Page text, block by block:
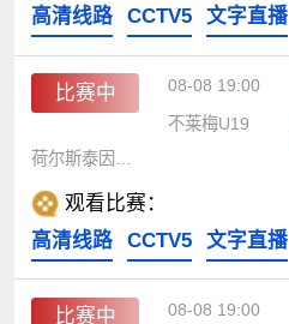
高清线路
CCTV5 文字直播
比赛中 08-08 19:00
不莱梅U19
观看比赛：
高清线路
CCTV5 文字直播
比赛中 08-08 19:00